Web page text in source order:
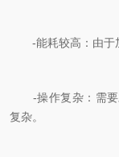
-能耗较高：由于加
-操作复杂：需要
复杂。